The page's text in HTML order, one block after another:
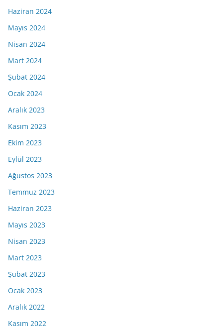
Haziran 2024
Mayıs 2024
Nisan 2024
Mart 2024
Şubat 2024
Ocak 2024
Aralık 2023
Kasım 2023
Ekim 2023
Eylül 2023
Ağustos 2023
Temmuz 2023
Haziran 2023
Mayıs 2023
Nisan 2023
Mart 2023
Şubat 2023
Ocak 2023
Aralık 2022
Kasım 2022